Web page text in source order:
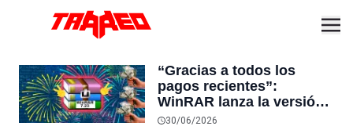
“Gracias a todos los
pagos recientes”:
WinRAR lanza la versión
7.23 y agradece a quienes
30/06/2026